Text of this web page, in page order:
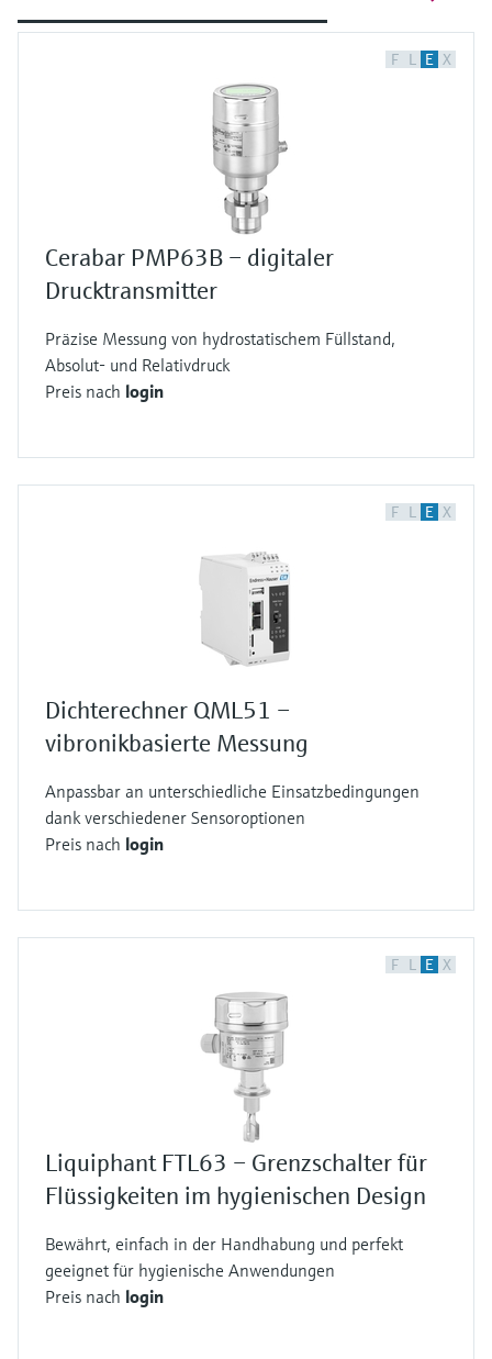
F L E X
Cerabar PMP63B – digitaler
Drucktransmitter
Präzise Messung von hydrostatischem Füllstand,
Absolut- und Relativdruck
Preis nach login
F L E X
Dichterechner QML51 –
vibronikbasierte Messung
Anpassbar an unterschiedliche Einsatzbedingungen
dank verschiedener Sensoroptionen
Preis nach login
F L E X
Liquiphant FTL63 – Grenzschalter für
Flüssigkeiten im hygienischen Design
Bewährt, einfach in der Handhabung und perfekt
geeignet für hygienische Anwendungen
Preis nach login